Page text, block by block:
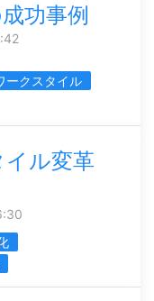
功事例
ークスタイル
ル変革